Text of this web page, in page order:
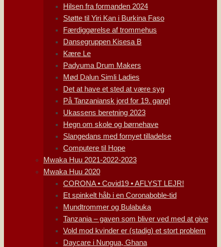
Hilsen fra formanden 2024
Støtte til Yiri Kan i Burkina Faso
Færdiggørelse af trommehus
Dansegruppen Kisesa B
Kære Le
Padyuma Drum Makers
Mød Dalun Simli Ladies
Det at have et sted at være syg
På Tanzaniansk jord for 19. gang!
Ukassens beretning 2023
Hegn om skole og børnehave
Slangedans med fornyet tilladelse
Computere til Hope
Mwaka Huu 2021-2022-2023
Mwaka Huu 2020
CORONA • Covid19 • AFLYST LEJR!
Et spinkelt håb i en Coronaboble-tid
Mundtrommer og Bulabuka
Tanzania – gaven som bliver ved med at give
Vold mod kvinder er (stadig) et stort problem
Daycare i Nungua, Ghana